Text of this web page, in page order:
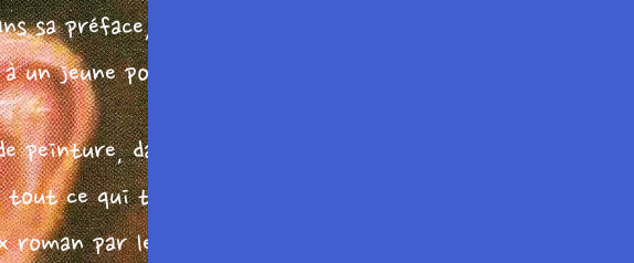
sa préface, qualifie d’initiatique, leur correspondance
jeune poète de Rilke.
peinture, dans ces échanges à la fois passionnés et
ce qui touche le plus profondément à la vie de
par lettres vraies introduit le lecteur aux arcanes